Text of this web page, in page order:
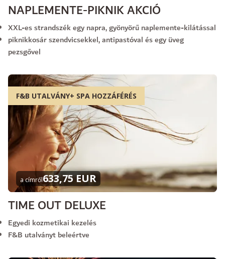
NAPLEMENTE-PIKNIK AKCIÓ
XXL-es strandszék egy napra, gyönyörű naplemente-kilátással
piknikkosár szendvicsekkel, antipastóval és egy üveg
pezsgővel
F&B UTALVÁNY+ SPA HOZZÁFÉRÉS
a címről633,75 EUR
TIME OUT DELUXE
Egyedi kozmetikai kezelés
F&B utalványt beleértve